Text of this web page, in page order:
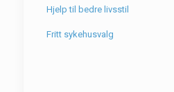
Hjelp til bedre livsstil
Fritt sykehusvalg